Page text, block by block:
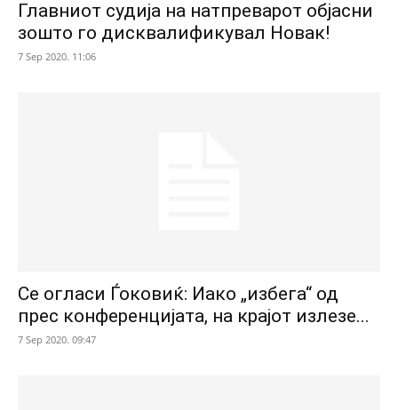
Главниот судија на натпреварот објасни
зошто го дисквалификувал Новак!
7 Sep 2020. 11:06
Се огласи Ѓоковиќ: Иако „избега“ од
прес конференцијата, на крајот излезе...
7 Sep 2020. 09:47